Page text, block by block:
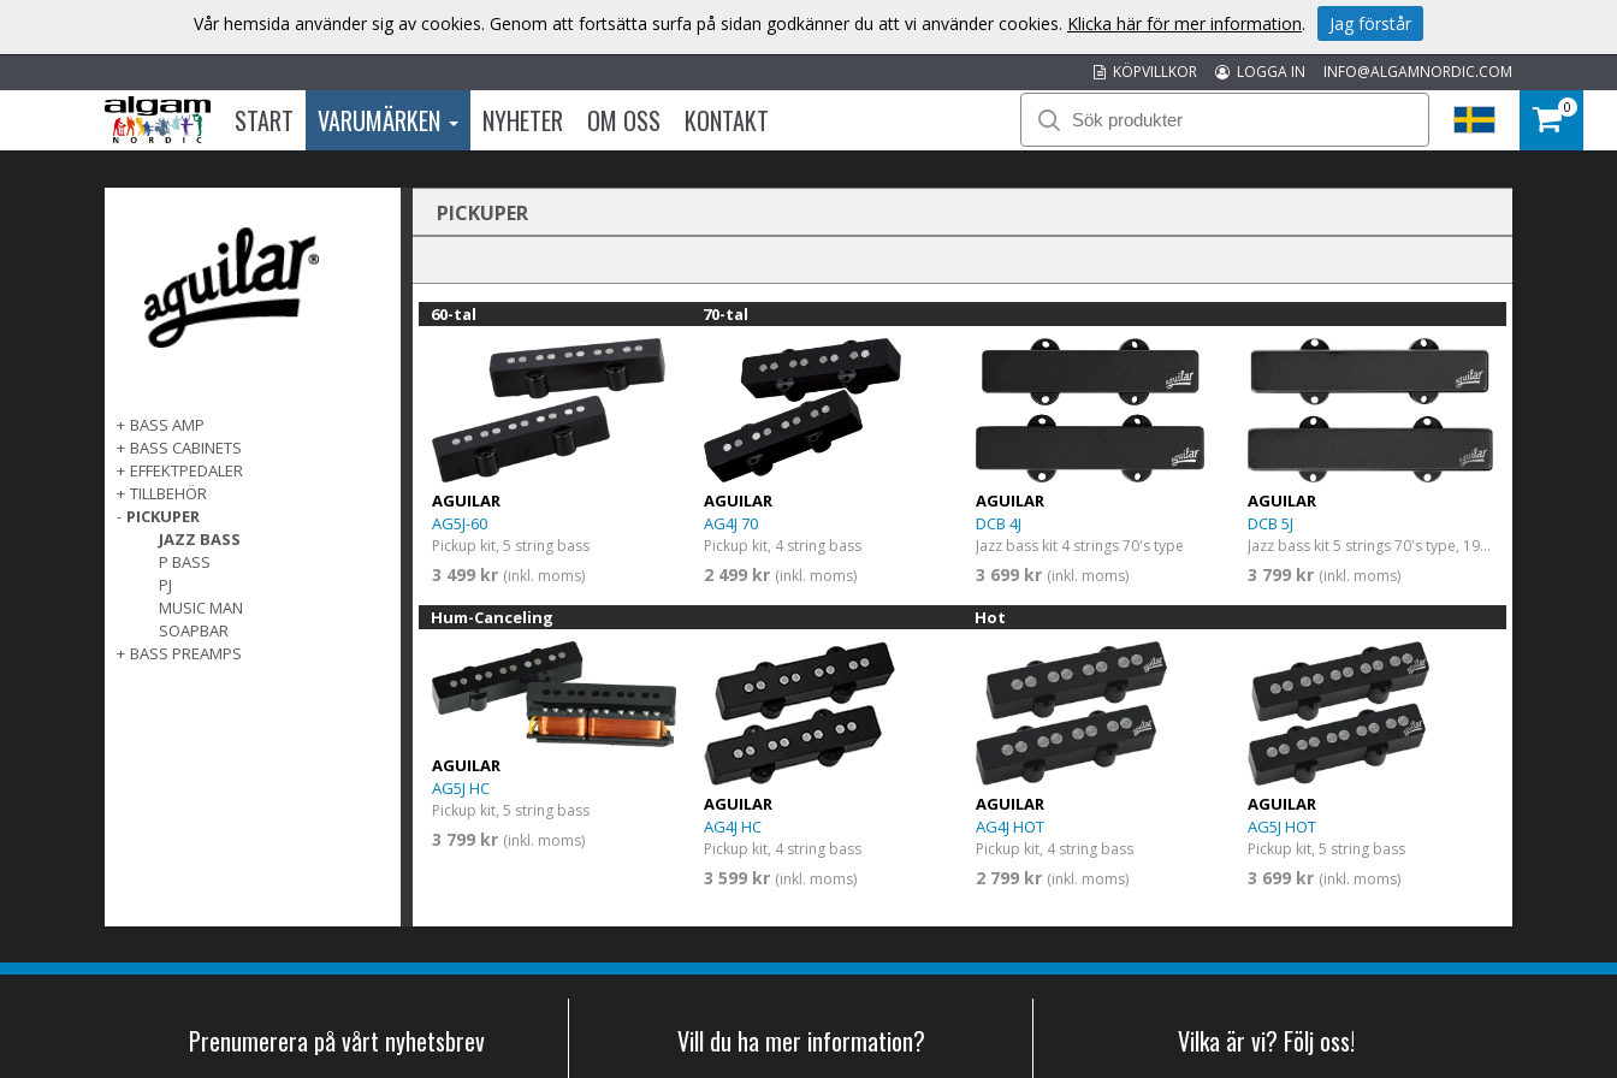
INFO@ALGAMNORDIC.COM
LOGGA IN
KÖPVILLKOR
START VARUMÄRKEN NYHETER OM OSS KONTAKT 0
+ BASS AMP
+ BASS CABINETS
+ EFFEKTPEDALER
+ TILLBEHÖR
- PICKUPER
JAZZ BASS
P BASS
PJ
MUSIC MAN
SOAPBAR
+ BASS PREAMPS
PICKUPER
60-tal
AGUILAR
AG5J-60
Pickup kit, 5 string bass
3 499 kr (inkl. moms)
70-tal
AGUILAR
AG4J 70
Pickup kit, 4 string bass
2 499 kr (inkl. moms)
AGUILAR
DCB 4J
Jazz bass kit 4 strings 70's type
3 699 kr (inkl. moms)
AGUILAR
DCB 5J
Jazz bass kit 5 strings 70's type, 19mm spacing
3 799 kr (inkl. moms)
Hum-Canceling
AGUILAR
AG5J HC
Pickup kit, 5 string bass
3 799 kr (inkl. moms)
AGUILAR
AG4J HC
Pickup kit, 4 string bass
3 599 kr (inkl. moms)
Hot
AGUILAR
AG4J HOT
Pickup kit, 4 string bass
2 799 kr (inkl. moms)
AGUILAR
AG5J HOT
Pickup kit, 5 string bass
3 699 kr (inkl. moms)
Prenumerera på vårt nyhetsbrev Vill du ha mer information? Vilka är vi? Följ oss!
Vår hemsida använder sig av cookies. Genom att fortsätta surfa på sidan godkänner du att vi använder cookies. Klicka här för mer information. Jag förstår